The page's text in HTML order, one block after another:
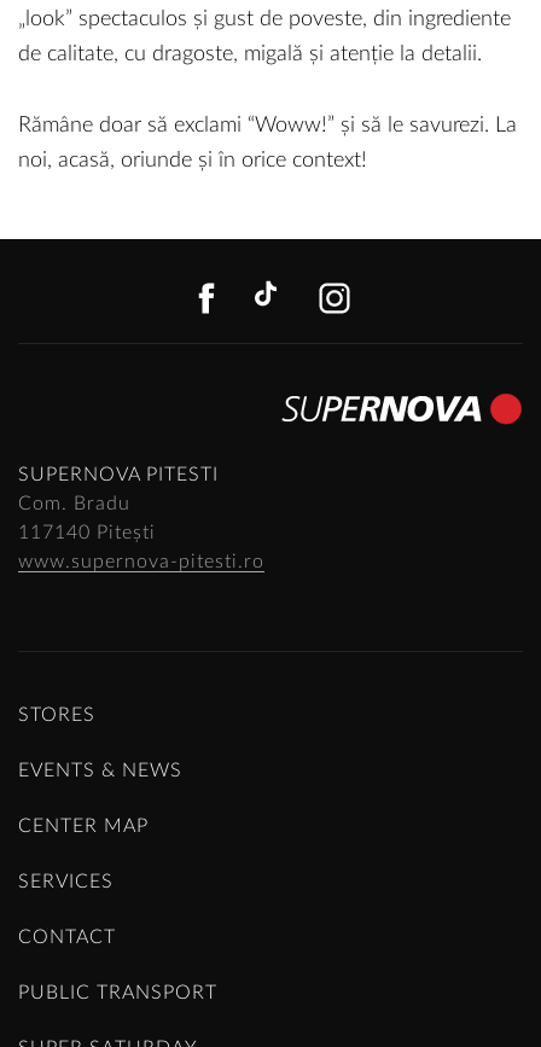
„look” spectaculos și gust de poveste, din ingrediente
de calitate, cu dragoste, migală și atenție la detalii.
Rămâne doar să exclami “Woww!” și să le savurezi. La
noi, acasă, oriunde și în orice context!
STORES
EVENTS & NEWS
CENTER MAP
SERVICES
CONTACT
PUBLIC TRANSPORT
FACEBOOK
TIKTOK
SUPERNOVA PITESTI
Com. Bradu
117140 Pitești
www.supernova-pitesti.ro